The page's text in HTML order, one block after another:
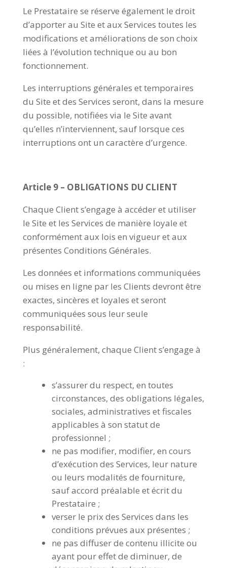
Le Prestataire se réserve également le droit
d’apporter au Site et aux Services toutes les
modifications et améliorations de son choix
liées à l’évolution technique ou au bon
fonctionnement.
Les interruptions générales et temporaires
du Site et des Services seront, dans la mesure
du possible, notifiées via le Site avant
qu’elles n’interviennent, sauf lorsque ces
interruptions ont un caractère d’urgence.
Article 9 – OBLIGATIONS DU CLIENT
Chaque Client s’engage à accéder et utiliser
le Site et les Services de manière loyale et
conformément aux lois en vigueur et aux
présentes Conditions Générales.
Les données et informations communiquées
ou mises en ligne par les Clients devront être
exactes, sincères et loyales et seront
communiquées sous leur seule
responsabilité.
Plus généralement, chaque Client s’engage à
:
s’assurer du respect, en toutes
circonstances, des obligations légales,
sociales, administratives et fiscales
applicables à son statut de
professionnel ;
ne pas modifier, modifier, en cours
d’exécution des Services, leur nature
ou leurs modalités de fourniture,
sauf accord préalable et écrit du
Prestataire ;
verser le prix des Services dans les
conditions prévues aux présentes ;
ne pas diffuser de contenu illicite ou
ayant pour effet de diminuer, de